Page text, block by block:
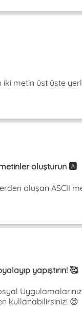
metin üst üste
oluşturun 🅰️
oluşan ASCII
yapıştırın! 🥰
kullanabilirsiniz! 😊